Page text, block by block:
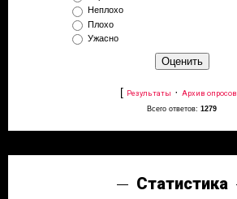
Неплохо
Плохо
Ужасно
[ Результаты · Архив опросов
Всего ответов: 1279
Статистика